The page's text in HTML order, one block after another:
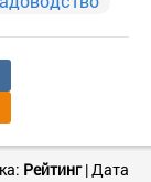
Рейтинг|Дата